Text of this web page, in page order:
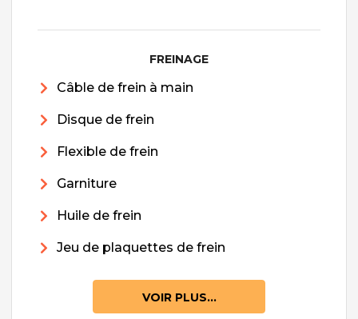
FREINAGE
Câble de frein à main
Disque de frein
Flexible de frein
Garniture
Huile de frein
Jeu de plaquettes de frein
VOIR PLUS...